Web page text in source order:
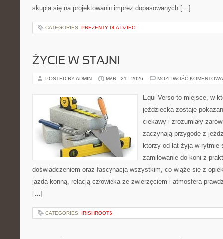
skupia się na projektowaniu imprez dopasowanych […]
CATEGORIES: PREZENTY DLA DZIECI
ŻYCIE W STAJNI
POSTED BY ADMIN MAR - 21 - 2026 MOŻLIWOŚĆ
Equi Verso to miejsce, w
jeździecka zostaje
ciekawy i zrozumiały
zaczynają przygodę z
którzy od lat żyją w rytmie
zamiłowanie do koni z
doświadczeniem oraz fascynacją wszystkim, co wiąże się z
jazdą konną, relacją człowieka ze zwierzęciem i atmosferą
[…]
CATEGORIES: IRISHROOTS